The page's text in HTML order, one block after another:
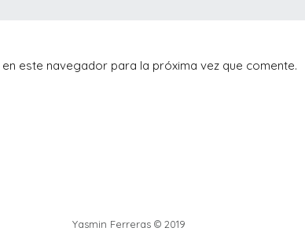
este navegador para la próxima vez que comente.
Yasmin Ferreras © 2019